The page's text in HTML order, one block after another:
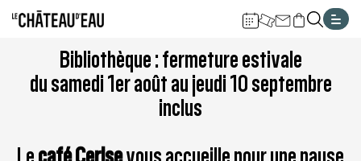
Aller
contenu
Aller
à
la
navigation
à
la
recherche
Aller
au
pied
plan
Bibliothèque : fermeture estivale
du samedi 1er août au jeudi 10 septembre
inclus